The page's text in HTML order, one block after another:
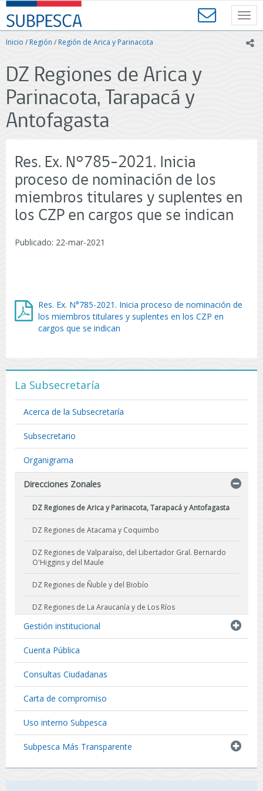
Contenido
principal
SUBPESCA
-
Subsecretaría
y
Acuicultura
-
de
Inicio /Región /Región de Arica y Parinacota
DZ Regiones de Arica y
Parinacota, Tarapacá y
Antofagasta
Res. Ex. N°785-2021. Inicia
proceso de nominación de los
miembros titulares y suplentes en
los CZP en cargos que se indican
Publicado: 22-mar-2021
Res. Ex. N°785-2021. Inicia proceso de nominación de
los miembros titulares y suplentes en los CZP en
cargos que se indican
La Subsecretaría
Acerca de la Subsecretaría
Subsecretario
Organigrama
Direcciones Zonales
DZ Regiones de Arica y Parinacota, Tarapacá y Antofagasta
DZ Regiones de Atacama y Coquimbo
DZ Regiones de Valparaíso, del Libertador Gral. Bernardo
O'Higgins y del Maule
DZ Regiones de Ñuble y del Biobío
DZ Regiones de La Araucanía y de Los Ríos
DZ Región de Los Lagos
DZ Región de Aysén del General Carlos Ibañez del Campo
DZ Región de Magallanes y La Antártica Chilena
Gestión institucional
Cuenta Pública
Consultas Ciudadanas
Carta de compromiso
Uso interno Subpesca
Subpesca Más Transparente